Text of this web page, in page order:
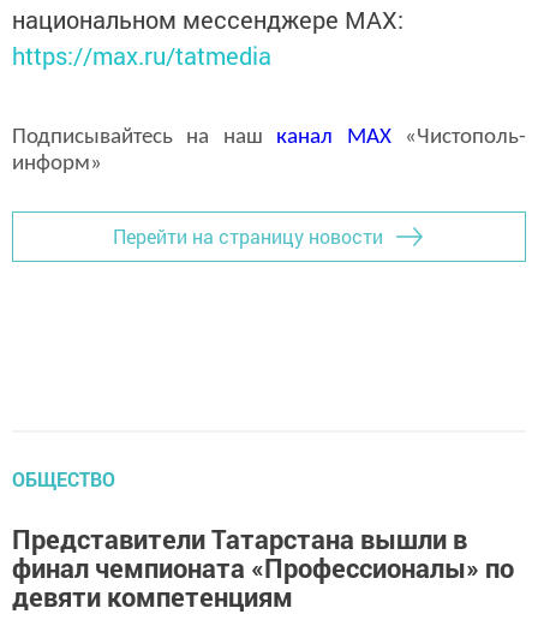
национальном мессенджере MАХ:
https://max.ru/tatmedia
Подписывайтесь на наш канал MAX«Чистополь-
информ»
Перейти на страницу новости
ОБЩЕСТВО
Представители Татарстана вышли в
финал чемпионата «Профессионалы» по
девяти компетенциям